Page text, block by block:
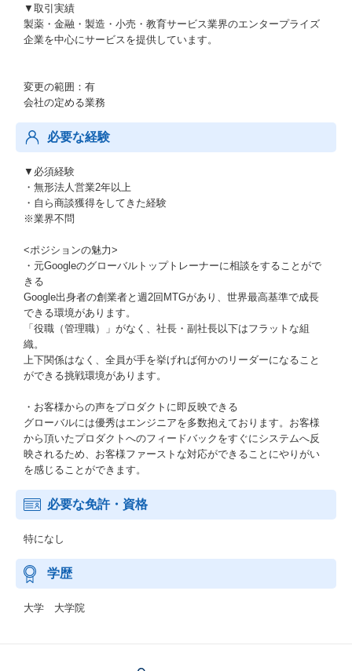
▼取引実績
製薬・金融・製造・小売・教育サービス業界のエンタープライズ
企業を中心にサービスを提供しています。
変更の範囲：有
会社の定める業務
必要な経験
▼必須経験
・無形法人営業2年以上
・自ら商談獲得をしてきた経験
※業界不問
<ポジションの魅力>
・元Googleのグローバルトップトレーナーに相談をすることがで
きる
Google出身者の創業者と週2回MTGがあり、世界最高基準で成長
できる環境があります。
「役職（管理職）」がなく、社長・副社長以下はフラットな組
織。
上下関係はなく、全員が手を挙げれば何かのリーダーになること
ができる挑戦環境があります。
・お客様からの声をプロダクトに即反映できる
グローバルには優秀はエンジニアを多数抱えております。お客様
から頂いたプロダクトへのフィードバックをすぐにシステムへ反
映されるため、お客様ファーストな対応ができることにやりがい
を感じることができます。
必要な免許・資格
特になし
学歴
大学 大学院